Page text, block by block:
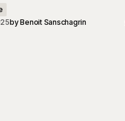
byBenoit Sanschagrin